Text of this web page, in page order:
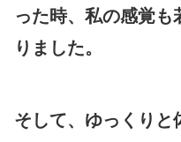
った時、私の感覚も
りました。
そして、ゆっくりと